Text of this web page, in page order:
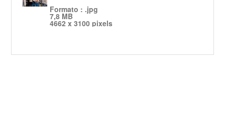
Formato : .jpg
7,8 MB
4662 x 3100 pixels